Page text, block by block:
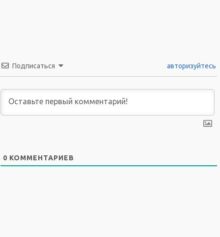
Подписаться авторизуйтесь
0 КОММЕНТАРИЕВ